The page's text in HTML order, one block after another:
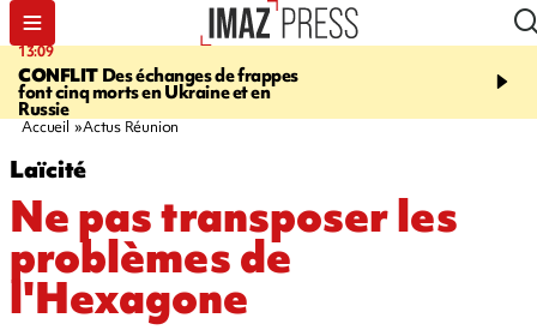
13:09
CONFLIT Des échanges de frappes
font cinq morts en Ukraine et en
Russie
17:14
Quatre
européennes pour les
Accueil Actus Réunion
Laïcité
Ne pas transposer les
problèmes de
l'Hexagone